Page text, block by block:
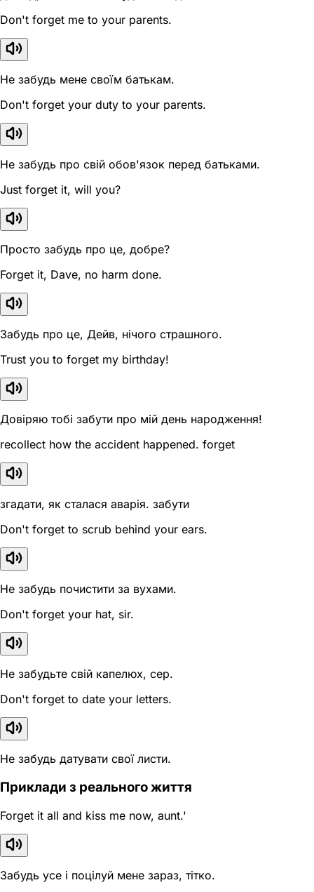
Don't forget me to your parents.
Не забудь мене своїм батькам.
Don't forget your duty to your parents.
Не забудь про свій обов'язок перед батьками.
Just forget it, will you?
Просто забудь про це, добре?
Forget it, Dave, no harm done.
Забудь про це, Дейв, нічого страшного.
Trust you to forget my birthday!
Довіряю тобі забути про мій день народження!
recollect how the accident happened. forget
згадати, як сталася аварія. забути
Don't forget to scrub behind your ears.
Не забудь почистити за вухами.
Don't forget your hat, sir.
Не забудьте свій капелюх, сер.
Don't forget to date your letters.
Не забудь датувати свої листи.
Приклади з реального життя
Forget it all and kiss me now, aunt.'
Забудь усе і поцілуй мене зараз, тітко.